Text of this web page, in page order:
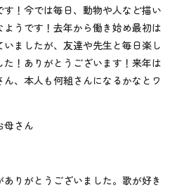
！今では毎日、動物や人など描い
うです！去年から働き始め最初は
ましたが、友達や先生と毎日楽し
！ありがとうございます！来年は
、本人も何組さんになるかなとワ
さん
りがとうございました。歌が好き